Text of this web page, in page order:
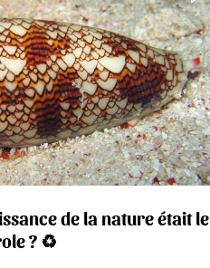
de la nature était le
? ♻️